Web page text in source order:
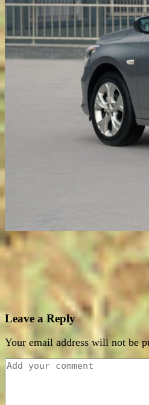
Leave a Reply
Your email address will not be